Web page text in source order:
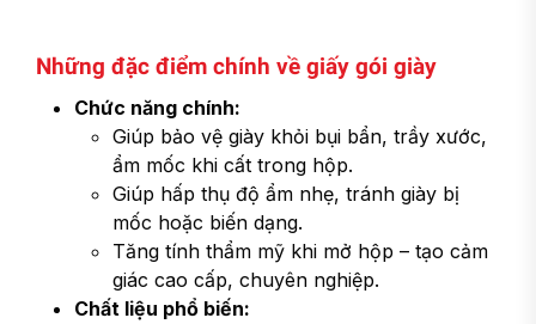
Những đặc điểm chính về giấy gói giày
Chức năng chính:
Giúp bảo vệ giày khỏi bụi bẩn, trầy xước,
ẩm mốc khi cất trong hộp.
Giúp hấp thụ độ ẩm nhẹ, tránh giày bị
mốc hoặc biến dạng.
Tăng tính thẩm mỹ khi mở hộp – tạo cảm
giác cao cấp, chuyên nghiệp.
Chất liệu phổ biến: